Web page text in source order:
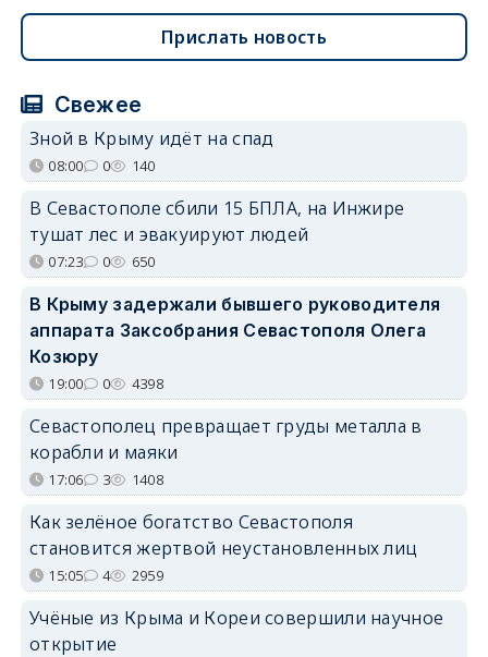
Прислать новость
Свежее
Зной в Крыму идёт на спад
08:00 0 140
В Севастополе сбили 15 БПЛА, на Инжире
тушат лес и эвакуируют людей
07:23 0 650
В Крыму задержали бывшего руководителя
аппарата Заксобрания Севастополя Олега
Козюру
19:00 0 4398
Севастополец превращает груды металла в
корабли и маяки
17:06 3 1408
Как зелёное богатство Севастополя
становится жертвой неустановленных лиц
15:05 4 2959
Учёные из Крыма и Кореи совершили научное
открытие